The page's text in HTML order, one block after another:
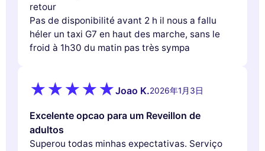
retour
Pas de disponibilité avant 2 h il nous a fallu
héler un taxi G7 en haut des marche, sans le
froid à 1h30 du matin pas très sympa
Joao K.2026年1月3日
Excelente opcao para um Reveillon de
adultos
Superou todas minhas expectativas. Serviço